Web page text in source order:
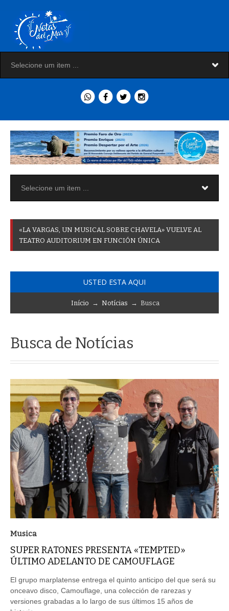
«LA VARGAS UN MUSICAL SOBRE CHAVELA» VUELVE AL
TEATRO AUDITORIUM EN FUNCIÓN ÚNICA
USTED ESTA AQUI
Início → Notícias → Busca
Busca de Notícias
Musica
SUPER RATONES PRESENTA «TEMPTED»
ÚLTIMO ADELANTO DE CAMOUFLAGE
El grupo marplatense entrega el quinto anticipo del que será su
onceavo disco, Camouflage, una colección de rarezas y
versiones grabadas a lo largo de sus últimos 15 años de